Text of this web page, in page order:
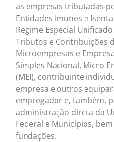
as empresas tributadas
Entidades Imunes e
Regime Especial
Tributos e Contribuições
Microempresas e
Simples Nacional, Micro
(MEI), contribuinte
empresa e outros
empregador e, também,
administração direta da
Federal e Municípios,
fundações.